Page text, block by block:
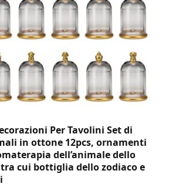
Per Tavolini Set di
in ottone 12pcs, ornamenti
dell’animale dello
cui bottiglia dello zodiaco e